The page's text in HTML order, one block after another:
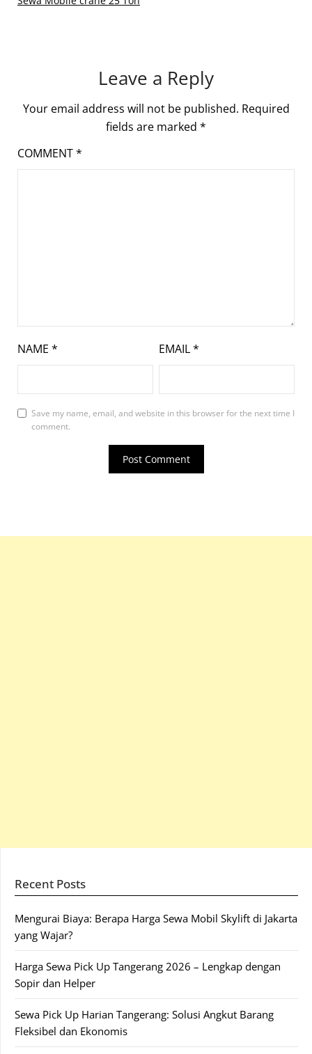
Leave a Reply
Your email address will not be published. Required
fields are marked *
COMMENT*
NAME * EMAIL*
Save my name, email, and website in this browser for the next time I
comment.
Recent Posts
Mengurai Biaya: Berapa Harga Sewa Mobil Skylift di Jakarta
yang Wajar?
Harga Sewa Pick Up Tangerang 2026 – Lengkap dengan
Sopir dan Helper
Sewa Pick Up Harian Tangerang: Solusi Angkut Barang
Fleksibel dan Ekonomis